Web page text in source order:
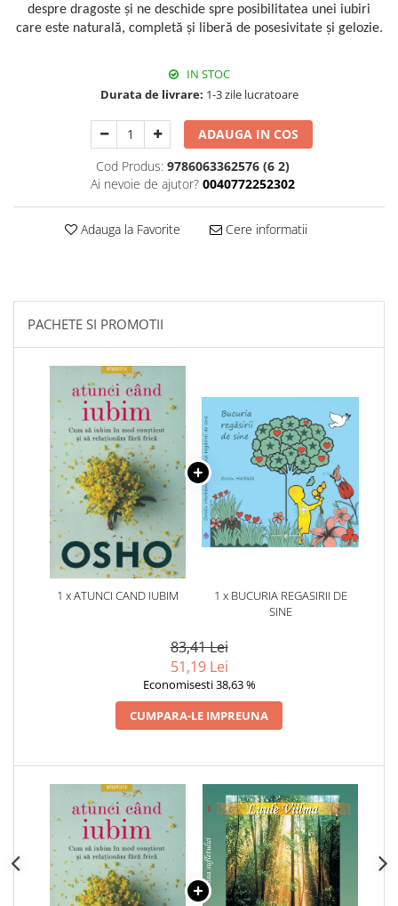
despre dragoste și ne deschide spre posibilitatea unei iubiri
care este naturală, completă și liberă de posesivitate și gelozie.
IN STOC
Durata de livrare: 1-3 zile lucratoare
ADAUGA IN COS
Cod Produs: 9786063362576 (6 2)
Ai nevoie de ajutor? 0040772252302
Adauga la Favorite Cere informatii
PACHETE SI PROMOTII
1 x ATUNCI CAND IUBIM
1 x BUCURIA REGASIRII DE
SINE
83,41 Lei
51,19 Lei
Economisesti 38,63 %
CUMPARA-LE IMPREUNA